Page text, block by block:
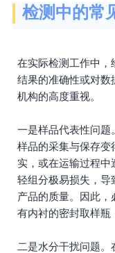
检测中的常
在实际检测工作中，
结果的准确性或对数
机构的高度重视。
一是样品代表性问题
样品的采集与保存变
实，或在运输过程
轻组分极易损失，导
产品的质量。因此
有内衬的密封取样瓶
二是水分干扰问题